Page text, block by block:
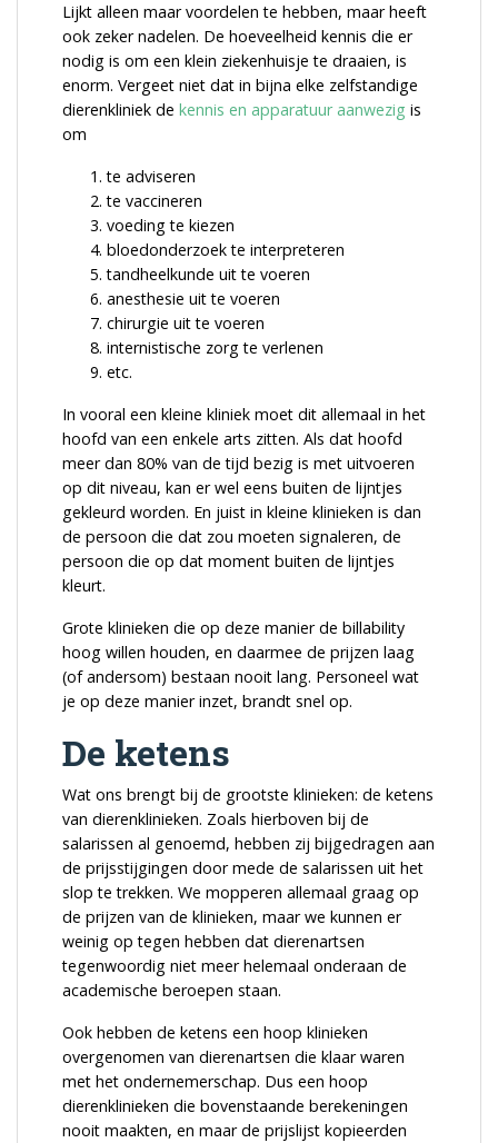
Lijkt alleen maar voordelen te hebben, maar heeft
ook zeker nadelen. De hoeveelheid kennis die er
nodig is om een klein ziekenhuisje te draaien, is
enorm. Vergeet niet dat in bijna elke zelfstandige
dierenkliniek de kennis en apparatuur aanwezig is
om
te adviseren
te vaccineren
voeding te kiezen
bloedonderzoek te interpreteren
tandheelkunde uit te voeren
anesthesie uit te voeren
chirurgie uit te voeren
internistische zorg te verlenen
etc.
In vooral een kleine kliniek moet dit allemaal in het
hoofd van een enkele arts zitten. Als dat hoofd
meer dan 80% van de tijd bezig is met uitvoeren
op dit niveau, kan er wel eens buiten de lijntjes
gekleurd worden. En juist in kleine klinieken is dan
de persoon die dat zou moeten signaleren, de
persoon die op dat moment buiten de lijntjes
kleurt.
Grote klinieken die op deze manier de billability
hoog willen houden, en daarmee de prijzen laag
(of andersom) bestaan nooit lang. Personeel wat
je op deze manier inzet, brandt snel op.
De ketens
Wat ons brengt bij de grootste klinieken: de ketens
van dierenklinieken. Zoals hierboven bij de
salarissen al genoemd, hebben zij bijgedragen aan
de prijsstijgingen door mede de salarissen uit het
slop te trekken. We mopperen allemaal graag op
de prijzen van de klinieken, maar we kunnen er
weinig op tegen hebben dat dierenartsen
tegenwoordig niet meer helemaal onderaan de
academische beroepen staan.
Ook hebben de ketens een hoop klinieken
overgenomen van dierenartsen die klaar waren
met het ondernemerschap. Dus een hoop
dierenklinieken die bovenstaande berekeningen
nooit maakten, en maar de prijslijst kopieerden